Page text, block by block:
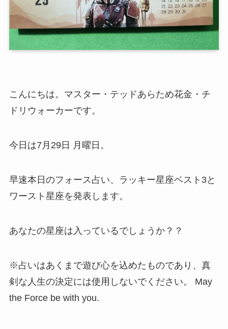
こんにちは。マスター・テッドあらため花金・チ
ドリウォーカーです。
今日は7月29日 月曜日。
早速本日のフォース占い、ラッキー星座ベスト3と
ワースト星座を発表します。
あなたの星座は入っているでしょうか？？
※占いはあくまで遊び心を込めたものであり、真
剣な人生の決定には使用しないでください。 May
the Force be with you.